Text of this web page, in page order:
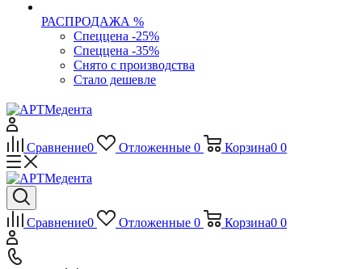
РАСПРОДАЖА %
Спеццена -25%
Спеццена -35%
Снято с производства
Стало дешевле
Сравнение0 Отложенные 0 Корзина0 0
Сравнение0 Отложенные 0 Корзина0 0